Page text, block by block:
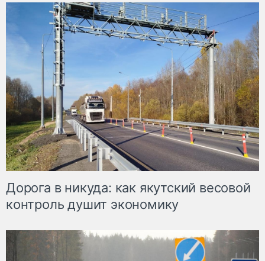
Дорога в никуда: как якутский весовой
контроль душит экономику